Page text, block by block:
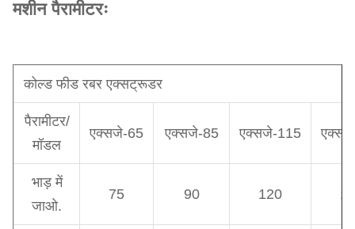
मशीन पैरामीटरः
कोल्ड फीड रबर एक्सट्रूडर
पैरामीटर/
मॉडल
एक्सजे-65 एक्सजे-85 एक्सजे-115
भाड़ में
जाओ.
75 90 120